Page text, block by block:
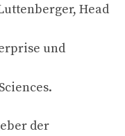
Head
und
der